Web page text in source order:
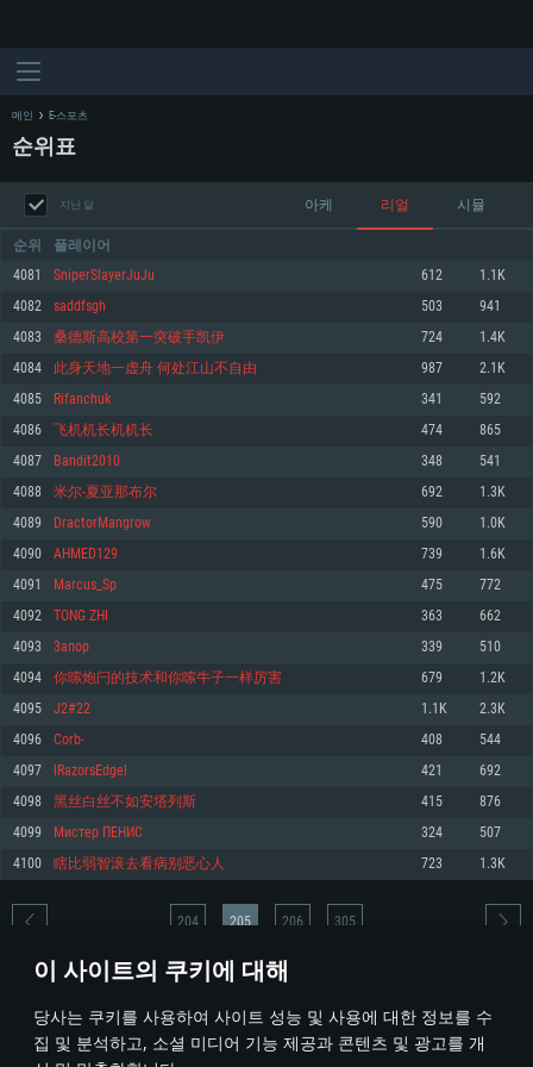
이 사이트의 쿠키에 대해
당사는 쿠키를 사용하여 사이트 성능 및 사용에 대한 정보를 수
집 및 분석하고, 소셜 미디어 기능 제공과 콘텐츠 및 광고를 개
시스템 요구사항
최소사양
운영체제: Windows 10 (64 bit)
프로세서: 2.2 GHz 듀얼코어 이상
메모리: 4GB
그래픽 카드: DirectX 11 이상을 지원하는 AMD Radeon 77XX / NVIDIA
GeForce GT 660. 최소 사양 해상도: 720p
네트워크: 브로드밴드 인터넷
여유 저장 공간: 22.1 GB (최소 클라이언트)
권장 사양
570 혹은 그 이상
여유 저장 공간: 62.2 GB (전체 클라이언트)
최소사양
운영체제: Mac OS Big Sur 11.0
프로세서: 최소 2.2 GHz의 Core i5 (Intel Xeon 은 지원하지 않습니다)
메모리: 6 GB
그래픽 카드: Metal 을 지원하는 Intel Iris Pro 5200 (Mac), 혹은 이와 비슷한 성
능을 가지는 Mac 버전의 AMD/Nvidia. 최소 해상도: 720p
네트워크: 브로드밴드 인터넷
여유 저장 공간: 22.1 GB (최소 클라이언트)
권장 사양
네트워크: 브로드밴드 인터넷
여유 저장 공간: 62.2 GB (전체 클라이언트)
최소사양
운영체제: 64bit Linux 중 최신 버전
프로세서: 2.4 GHz 듀얼코어
메모리: 4 GB
그래픽 카드: Vulkan 을 지원하고, 최신 그래픽 드라이버를 지원하는 NVIDIA
660 (6개월 미만) 혹은 그와 동급의 성능을 가지며 최신 그래픽 드라이버를 지
원하는 AMD (6개월 미만; 최소사양 지원 해상도 720p)
네트워크: 브로드밴드 인터넷
여유 저장 공간: 22.1 GB (최소 클라이언트)
권장 사양
운영체제: Ubuntu 20.04 64bit
프로세서: Intel Core i7
메모리: 16 GB
그래픽 카드: Vulkan 을 지원하고, 최신 그래픽 드라이버를 지원하는 NVIDIA
1060 (6개월 미만) 혹은 그와 동급의 성능을 가지며 최신 그래픽 드라이버를
지원하는 AMD RX 570 (6개월 미만; 최소사양 지원 해상도 720p) 이상
여유 저장 공간: 62.2 GB (전체 클라이언트)
메인 E-스포츠
순위표
지난 달 아케 리얼 시뮬
순위 플레이어
4081 SniperSlayerJuJu 612 1.1K
4082 saddfsgh 503 941
4083 桑德斯高校第一突破手凯伊 724 1.4K
4084 此身天地一虚舟 何处江山不自由 987 2.1K
4085 Rifanchuk 341 592
4086 飞机机长机机长 474 865
4087 Bandit2010 348 541
4088 米尔-夏亚那布尔 692 1.3K
4089 DractorMangrow 590 1.0K
4090 AHMED129 739 1.6K
4091 Marcus_Sp 475 772
4092 TONG ZHI 363 662
4093 3апор 339 510
4094 你嗦炮闩的技术和你嗦牛子一样厉害 679 1.2K
4095 J2#22 1.1K 2.3K
4096 Corb- 408 544
4097 lRazorsEdgel 421 692
4098 黑丝白丝不如安塔列斯 415 876
4099 Мистер ПЕНИС 324 507
4100 瞎比弱智滚去看病别恶心人 723 1.3K
* 순위표는 매일 1회 갱신됩니다
204 205 206 305